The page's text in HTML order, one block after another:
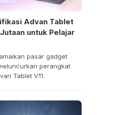
Advan Tablet
untuk Pelajar
pasar gadget
perangkat
Tablet V11.